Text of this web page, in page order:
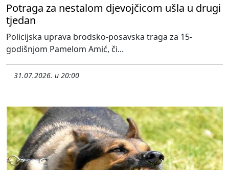
Potraga za nestalom djevojčicom ušla u drugi
tjedan
Policijska uprava brodsko-posavska traga za 15-
godišnjom Pamelom Amić, či...
31.07.2026. u 20:00